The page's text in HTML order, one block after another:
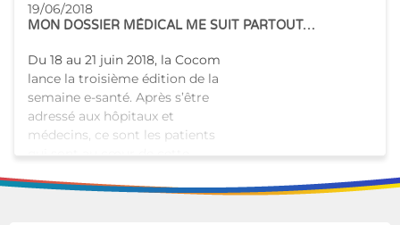
19/06/2018
MON DOSSIER MÉDICAL ME SUIT PARTOUT…
Du 18 au 21 juin 2018, la Cocom
lance la troisième édition de la
semaine e-santé. Après s’être
adressé aux hôpitaux et
médecins, ce sont les patients
qui sont au cœur de cette